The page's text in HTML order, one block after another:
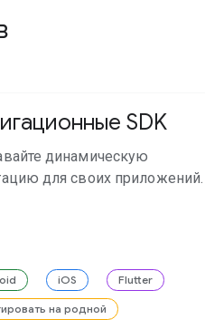
SDK
динамическую
для своих приложений.
iOS Flutter
на родной